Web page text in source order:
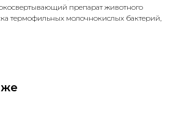
препарат животного
термофильных молочнокислых бактерий,
же